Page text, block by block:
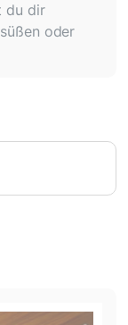
du dir
oder